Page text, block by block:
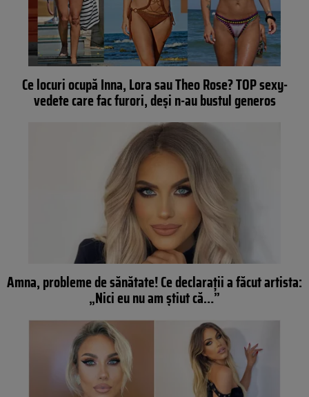
Ce locuri ocupă Inna, Lora sau Theo Rose? TOP sexy-
vedete care fac furori, deși n-au bustul generos
Amna, probleme de sănătate! Ce declarații a făcut artista:
„Nici eu nu am știut că…”